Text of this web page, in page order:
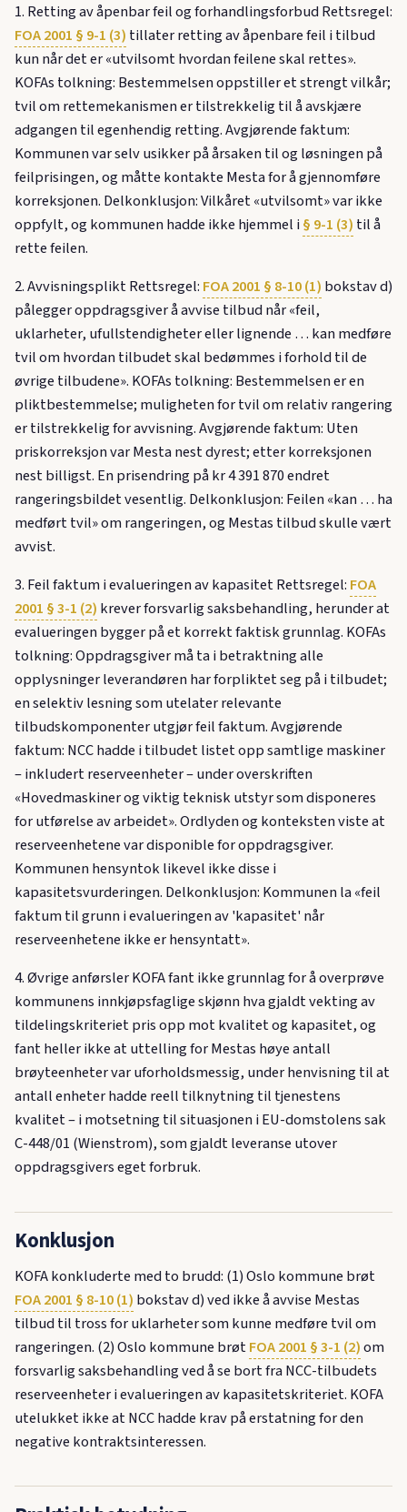
1. Retting av åpenbar feil og forhandlingsforbud Rettsregel:
FOA 2001 § 9-1 (3) tillater retting av åpenbare feil i tilbud
kun når det er «utvilsomt hvordan feilene skal rettes».
KOFAs tolkning: Bestemmelsen oppstiller et strengt vilkår;
tvil om rettemekanismen er tilstrekkelig til å avskjære
adgangen til egenhendig retting. Avgjørende faktum:
Kommunen var selv usikker på årsaken til og løsningen på
feilprisingen, og måtte kontakte Mesta for å gjennomføre
korreksjonen. Delkonklusjon: Vilkåret «utvilsomt» var ikke
oppfylt, og kommunen hadde ikke hjemmel i§ 9-1 (3) til å
rette feilen.
2. Avvisningsplikt Rettsregel: FOA 2001 § 8-10 (1) bokstav d)
pålegger oppdragsgiver å avvise tilbud når «feil,
uklarheter, ufullstendigheter eller lignende … kan medføre
tvil om hvordan tilbudet skal bedømmes i forhold til de
øvrige tilbudene». KOFAs tolkning: Bestemmelsen er en
pliktbestemmelse; muligheten for tvil om relativ rangering
er tilstrekkelig for avvisning. Avgjørende faktum: Uten
priskorreksjon var Mesta nest dyrest; etter korreksjonen
nest billigst. En prisendring på kr 4 391 870 endret
rangeringsbildet vesentlig. Delkonklusjon: Feilen «kan … ha
medført tvil» om rangeringen, og Mestas tilbud skulle vært
avvist.
3. Feil faktum i evalueringen av kapasitet Rettsregel: FOA
2001 § 3-1 (2) krever forsvarlig saksbehandling, herunder at
evalueringen bygger på et korrekt faktisk grunnlag. KOFAs
tolkning: Oppdragsgiver må ta i betraktning alle
opplysninger leverandøren har forpliktet seg på i tilbudet;
en selektiv lesning som utelater relevante
tilbudskomponenter utgjør feil faktum. Avgjørende
faktum: NCC hadde i tilbudet listet opp samtlige maskiner
– inkludert reserveenheter – under overskriften
«Hovedmaskiner og viktig teknisk utstyr som disponeres
for utførelse av arbeidet». Ordlyden og konteksten viste at
reserveenhetene var disponible for oppdragsgiver.
Kommunen hensyntok likevel ikke disse i
kapasitetsvurderingen. Delkonklusjon: Kommunen la «feil
faktum til grunn i evalueringen av 'kapasitet' når
reserveenhetene ikke er hensyntatt».
4. Øvrige anførsler KOFA fant ikke grunnlag for å overprøve
kommunens innkjøpsfaglige skjønn hva gjaldt vekting av
tildelingskriteriet pris opp mot kvalitet og kapasitet, og
fant heller ikke at uttelling for Mestas høye antall
brøyteenheter var uforholdsmessig, under henvisning til at
antall enheter hadde reell tilknytning til tjenestens
kvalitet – i motsetning til situasjonen i EU-domstolens sak
C-448/01 (Wienstrom), som gjaldt leveranse utover
oppdragsgivers eget forbruk.
Konklusjon
KOFA konkluderte med to brudd: (1) Oslo kommune brøt
FOA 2001 § 8-10 (1) bokstav d) ved ikke å avvise Mestas
tilbud til tross for uklarheter som kunne medføre tvil om
rangeringen. (2) Oslo kommune brøtFOA 2001 § 3-1 (2)om
forsvarlig saksbehandling ved å se bort fra NCC-tilbudets
reserveenheter i evalueringen av kapasitetskriteriet. KOFA
utelukket ikke at NCC hadde krav på erstatning for den
negative kontraktsinteressen.